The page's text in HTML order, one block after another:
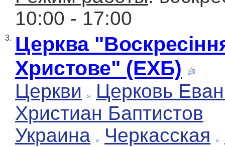
10:00 - 17:00
3. Церква
Христове" (ЕХБ)
Церкви
Церковь
Христиан Баптистов
Украина
Черкасская